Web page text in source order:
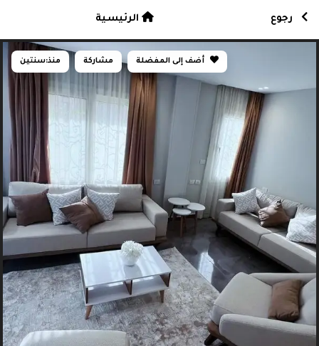
أضف إلى المفضلة مشاركة منذ:سنتين
رجوع الرئيسية